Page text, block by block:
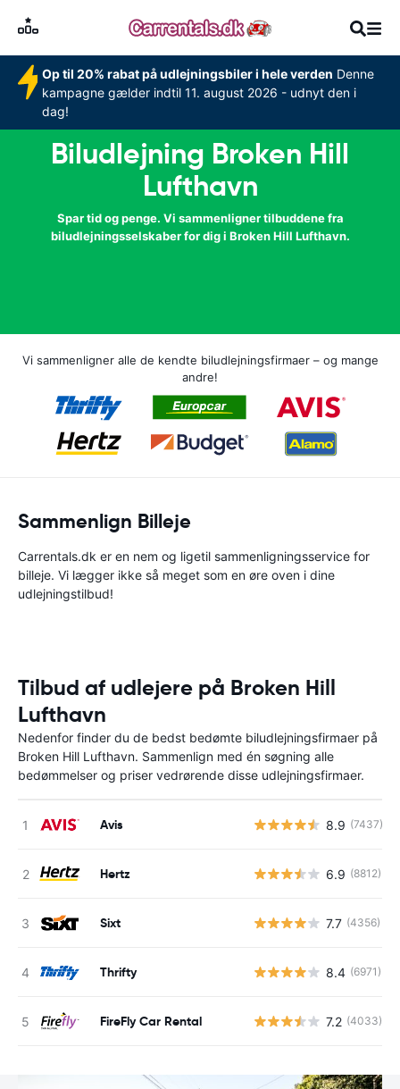
Op til 20% rabat på udlejningsbiler i hele verden Denne
kampagne gælder indtil 11. august 2026 - udnyt den i
dag!
Biludlejning Broken Hill
Lufthavn
Spar tid og penge. Vi sammenligner tilbuddene fra
biludlejningsselskaber for dig i Broken Hill Lufthavn.
Vi sammenligner alle de kendte biludlejningsfirmaer – og mange
andre!
Sammenlign Billeje
Carrentals.dk er en nem og ligetil sammenligningsservice for
billeje. Vi lægger ikke så meget som en øre oven i dine
udlejningstilbud!
Tilbud af udlejere på Broken Hill
Lufthavn
Nedenfor finder du de bedst bedømte biludlejningsfirmaer på
Broken Hill Lufthavn. Sammenlign med én søgning alle
bedømmelser og priser vedrørende disse udlejningsfirmaer.
Avis 8.9 (7437)
Hertz 6.9 (8812)
Sixt 7.7 (4356)
Thrifty 8.4 (6971)
FireFly Car Rental 7.2 (4033)